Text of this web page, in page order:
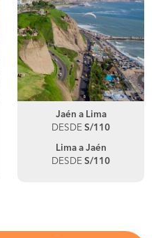
Jaén a Lima
DESDE S/110
Lima a Jaén
DESDE S/110